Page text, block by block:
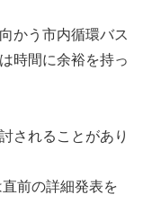
かう市内循環バス
時間に余裕を持っ
されることがあり
前の詳細発表を